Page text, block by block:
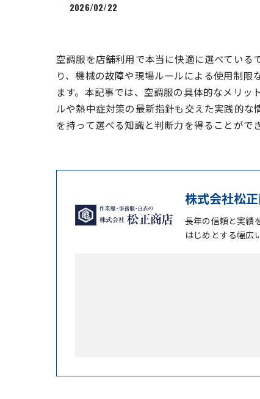
2026/02/22
空調服を店舗利用で本当に快適に選べてい
り、機械の故障や現場ルールによる使用制
ます。本記事では、空調服の具体的なメリ
ルや熱中症対策の最新指針も交えた実践的
を持って選べる知識と判断力を得ることができ
株式会社松
長年の信頼と実績
はじめとする幅広